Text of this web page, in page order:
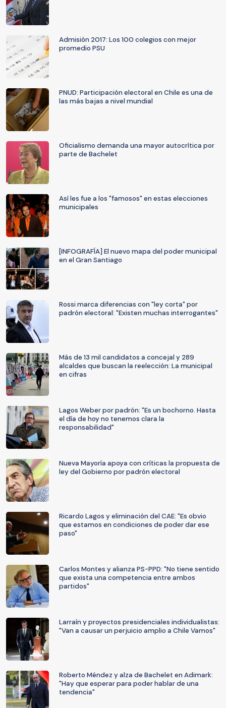
Admisión 2017: Los 100 colegios con mejor
promedio PSU
PNUD: Participación electoral en Chile es una de
las más bajas a nivel mundial
Oficialismo demanda una mayor autocrítica por
parte de Bachelet
Así les fue a los "famosos" en estas elecciones
municipales
[INFOGRAFÍA] El nuevo mapa del poder municipal
en el Gran Santiago
Rossi marca diferencias con "ley corta" por
padrón electoral: "Existen muchas interrogantes"
Más de 13 mil candidatos a concejal y 289
alcaldes que buscan la reelección: La municipal
en cifras
Lagos Weber por padrón: "Es un bochorno. Hasta
el día de hoy no tenemos clara la
responsabilidad"
Nueva Mayoría apoya con críticas la propuesta de
ley del Gobierno por padrón electoral
Ricardo Lagos y eliminación del CAE: "Es obvio
que estamos en condiciones de poder dar ese
paso"
Carlos Montes y alianza PS-PPD: "No tiene sentido
que exista una competencia entre ambos
partidos"
Larraín y proyectos presidenciales individualistas:
"Van a causar un perjuicio amplio a Chile Vamos"
Roberto Méndez y alza de Bachelet en Adimark:
"Hay que esperar para poder hablar de una
tendencia"